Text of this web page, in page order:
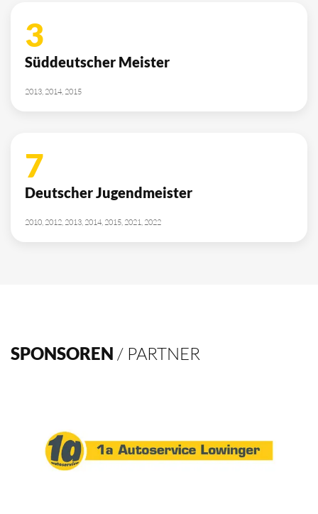
3
Süddeutscher Meister
2013, 2014, 2015
7
Deutscher Jugendmeister
2010, 2012, 2013, 2014, 2015, 2021, 2022
SPONSOREN / PARTNER